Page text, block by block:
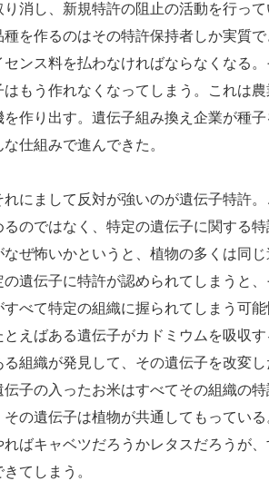
り消し、新規特許の阻止の活動を行って
種を作るのはその特許保持者しか実質
センス料を払わなければならなくなる
はもう作れなくなってしまう。これは
を作り出す。遺伝子組み換え企業が種
な仕組みで進んできた。
にまして反対が強いのが遺伝子特許
るのではなく、特定の遺伝子に関する
なぜ怖いかというと、植物の多くは同じ
の遺伝子に特許が認められてしまうと
すべて特定の組織に握られてしまう可能
えばある遺伝子がカドミウムを吸収す
る組織が発見して、その遺伝子を改変
伝子の入ったお米はすべてその組織の
その遺伝子は植物が共通してもってい
ればキャベツだろうかレタスだろうが
きてしまう。